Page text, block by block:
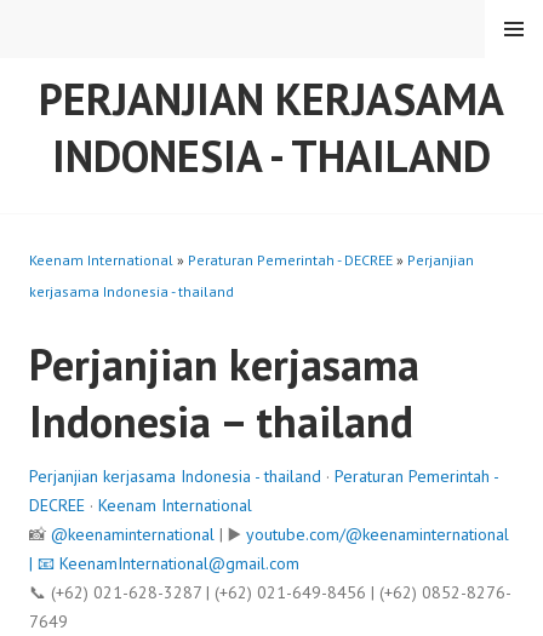
PERJANJIAN KERJASAMA
INDONESIA - THAILAND
MENU
Keenam International » Peraturan Pemerintah - DECREE » Perjanjian
kerjasama Indonesia - thailand
Perjanjian kerjasama
Indonesia – thailand
Perjanjian kerjasama Indonesia - thailand · Peraturan Pemerintah -
DECREE · Keenam International
📸 @keenaminternational | ▶️ youtube.com/@keenaminternational
| 📧 KeenamInternational@gmail.com
📞 (+62) 021-628-3287 | (+62) 021-649-8456 | (+62) 0852-8276-
7649